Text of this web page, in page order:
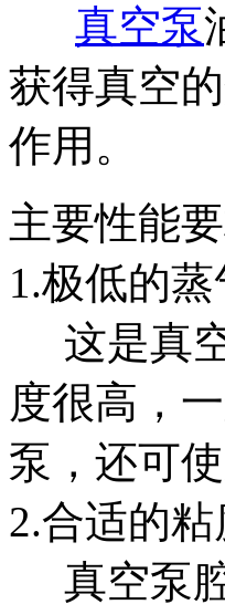
真空泵
获得真空
作用。
主要性能要
1.极低的蒸
这是真空
度很高，
泵，还可
2.合适的
真空泵腔